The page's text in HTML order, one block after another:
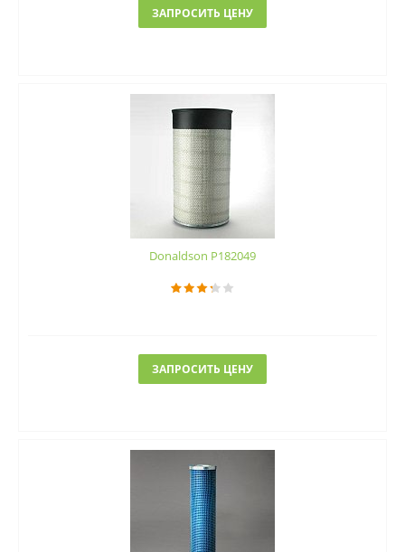
ЗАПРОСИТЬ ЦЕНУ
Donaldson P182049
ЗАПРОСИТЬ ЦЕНУ